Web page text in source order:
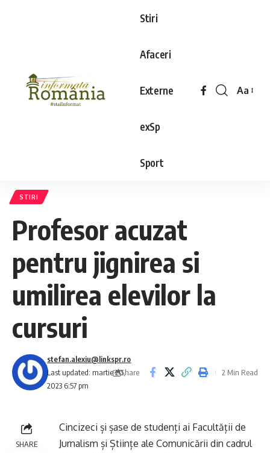
Stiri
Afaceri
Externe
exSp
Sport
Aa
STIRI
Profesor acuzat
pentru jignirea si
umilirea elevilor la
cursuri
Last updated: martie 20,
2023 6:57 pm
stefan.alexiu@linkspr.ro
Share
2 Min Read
SHARE
Cincizeci și șase de studenți ai Facultății de
Jurnalism și Științe ale Comunicării din cadrul